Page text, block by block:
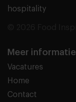
hospitality
Meer informatie
Vacatures
Home
Contact